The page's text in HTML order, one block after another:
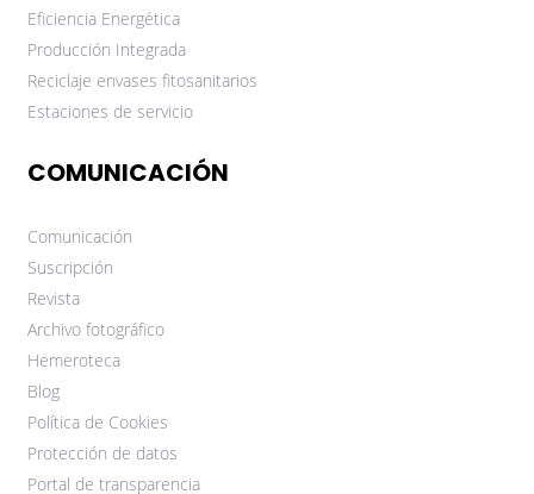
Eficiencia Energética
Producción Integrada
Reciclaje envases fitosanitarios
Estaciones de servicio
COMUNICACIÓN
Comunicación
Suscripción
Revista
Archivo fotográfico
Hemeroteca
Blog
Política de Cookies
Protección de datos
Portal de transparencia